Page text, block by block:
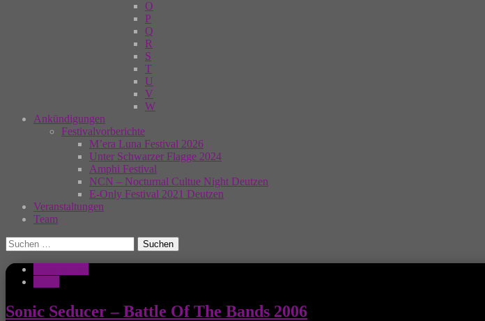
O
P
Q
R
S
T
U
V
W
Ankündigungen
Festivalvorberichte
M’era Luna Festival 2026
Unter Schwarzer Flagge 2024
Amphi Festival
NCN – Nocturnal Cultue Night Deutzen
E-Only Festival 2021 Deutzen
Veranstaltungen
Team
Suchen
nach:
Sonic Seducer – Battle Of The Bands 2006